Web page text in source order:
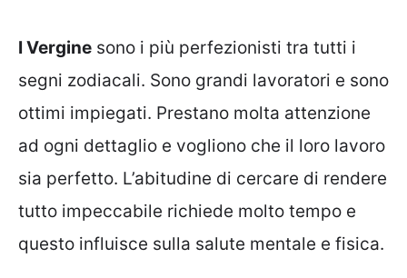
I Vergine sono i più perfezionisti tra tutti i
segni zodiacali. Sono grandi lavoratori e sono
ottimi impiegati. Prestano molta attenzione
ad ogni dettaglio e vogliono che il loro lavoro
sia perfetto. L’abitudine di cercare di rendere
tutto impeccabile richiede molto tempo e
questo influisce sulla salute mentale e fisica.